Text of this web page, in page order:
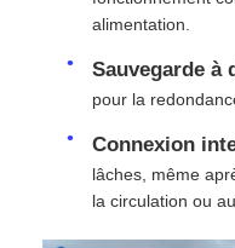
Demander un devis
Affichage de mur
écran d'affichage
alimentation.
Sauvegarde à
pour la
Connexion
lâches, même
la circulation ou